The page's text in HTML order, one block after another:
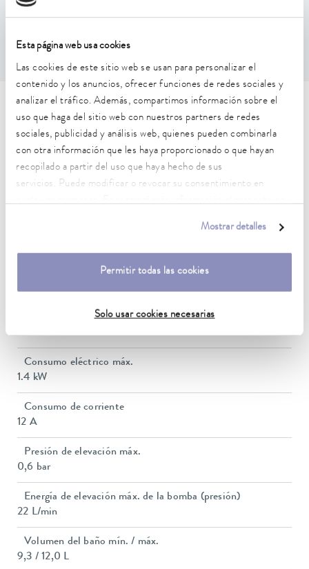
Esta página web usa cookies
Las cookies de este sitio web se usan para personalizar el
contenido y los anuncios, ofrecer funciones de redes sociales y
analizar el tráfico. Además, compartimos información sobre el
uso que haga del sitio web con nuestros partners de redes
sociales, publicidad y análisis web, quienes pueden combinarla
con otra información que les haya proporcionado o que hayan
recopilado a partir del uso que haya hecho de sus
servicios. Puede modificar o revocar su consentimiento en
Mostrar detalles
Permitir todas las cookies
Solo usar cookies necesarias
0.02 ± K
Características técnicas (según
DIN 12876)
Rango de temperatura de trabajo
Estabilidad de temperatura
0.02 ± K
Potencia calorífica máx.
1.3 kW
Consumo eléctrico máx.
1.4 kW
Consumo de corriente
12 A
Presión de elevación máx.
0,6 bar
Energía de elevación máx. de la bomba (presión)
22 L/min
Volumen del baño mín. / máx.
9,3 / 12,0 L